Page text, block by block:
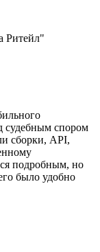
Ритейл"
судебным спором
сборки, API,
подробным, но
было удобно